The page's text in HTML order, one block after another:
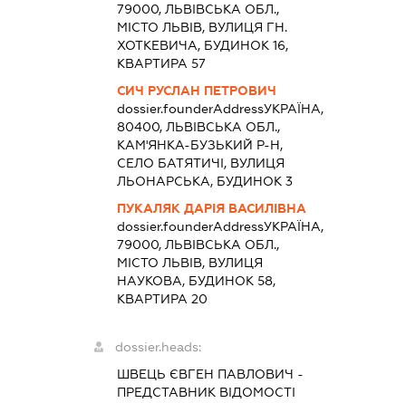
79000, ЛЬВІВСЬКА ОБЛ.,
МІСТО ЛЬВІВ, ВУЛИЦЯ ГН.
ХОТКЕВИЧА, БУДИНОК 16,
КВАРТИРА 57
СИЧ РУСЛАН ПЕТРОВИЧ
dossier.founderAddressУКРАЇНА,
80400, ЛЬВІВСЬКА ОБЛ.,
КАМ'ЯНКА-БУЗЬКИЙ Р-Н,
СЕЛО БАТЯТИЧІ, ВУЛИЦЯ
ЛЬОНАРСЬКА, БУДИНОК 3
ПУКАЛЯК ДАРІЯ ВАСИЛІВНА
dossier.founderAddressУКРАЇНА,
79000, ЛЬВІВСЬКА ОБЛ.,
МІСТО ЛЬВІВ, ВУЛИЦЯ
НАУКОВА, БУДИНОК 58,
КВАРТИРА 20
dossier.heads:
ШВЕЦЬ ЄВГЕН ПАВЛОВИЧ -
ПРЕДСТАВНИК ВІДОМОСТІ